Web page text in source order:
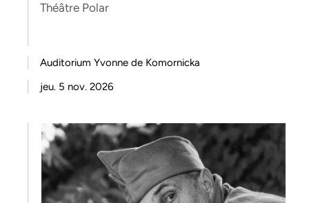
Théâtre Polar
Auditorium Yvonne de Komornicka
jeu. 5 nov. 2026